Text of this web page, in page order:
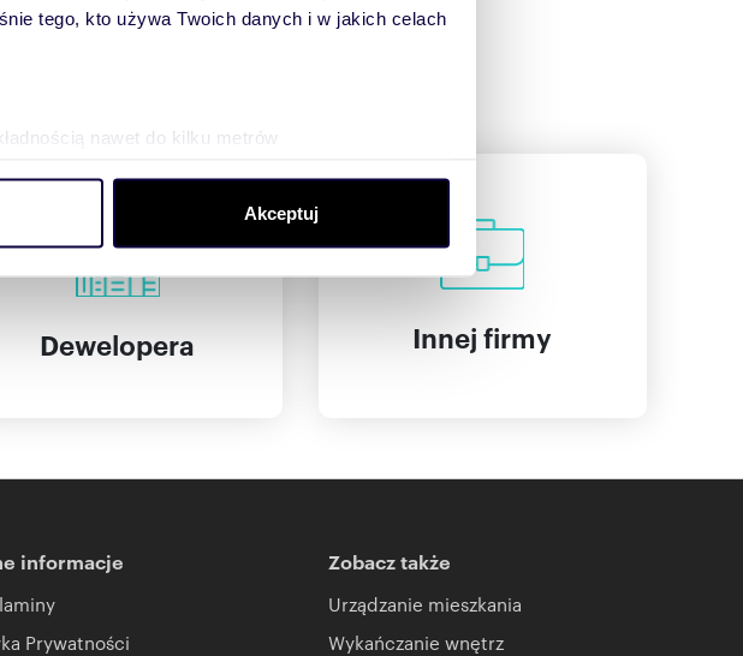
tego, kto używa Twoich danych i w jakich celach
nawet do kilku metrów
oraz ustaw własne preferencje w
udostępniamy partnerom społecznościowym,
Akceptuj
dla:
Dewelopera Innej firmy
informacje
Prywatności
Zobacz także
Urządzanie mieszkania
Wykańczanie wnętrz